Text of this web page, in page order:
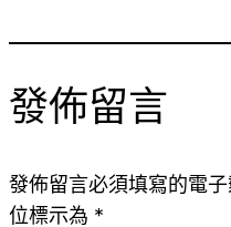
發佈留言
發佈留言必須填寫的電
位標示為 *